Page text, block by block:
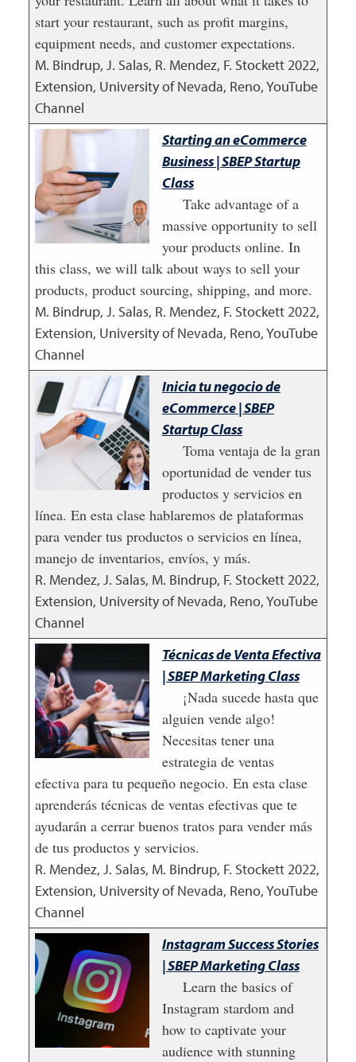
start your restaurant, such as profit margins,
equipment needs, and customer expectations.
M. Bindrup, J. Salas, R. Mendez, F. Stockett2022,
Extension, University of Nevada, Reno, YouTube
Channel
Starting an eCommerce
Business | SBEP Startup
Class
Take advantage of a
massive opportunity to sell
your products online. In
this class, we will talk about ways to sell your
products, product sourcing, shipping, and more.
M. Bindrup, J. Salas, R. Mendez, F. Stockett2022,
Extension, University of Nevada, Reno, YouTube
Channel
Inicia tu negocio de
eCommerce | SBEP
Startup Class
Toma ventaja de la gran
oportunidad de vender tus
productos y servicios en
línea. En esta clase hablaremos de plataformas
para vender tus productos o servicios en línea,
manejo de inventarios, envíos, y más.
R. Mendez, J. Salas, M. Bindrup, F. Stockett2022,
Extension, University of Nevada, Reno, YouTube
Channel
Técnicas de Venta Efectiva
| SBEP Marketing Class
¡Nada sucede hasta que
alguien vende algo!
Necesitas tener una
estrategia de ventas
efectiva para tu pequeño negocio. En esta clase
aprenderás técnicas de ventas efectivas que te
ayudarán a cerrar buenos tratos para vender más
de tus productos y servicios.
R. Mendez, J. Salas, M. Bindrup, F. Stockett2022,
Extension, University of Nevada, Reno, YouTube
Channel
Instagram Success Stories
| SBEP Marketing Class
Learn the basics of
Instagram stardom and
how to captivate your
audience with stunning